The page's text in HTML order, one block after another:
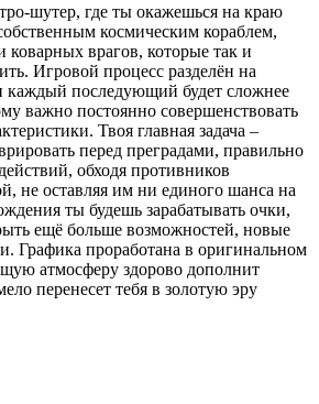
шутер, где ты окажешься на краю
космическим кораблем,
коварных врагов, которые так и
Игровой процесс разделён на
каждый последующий будет сложнее
важно постоянно совершенствовать
Твоя главная задача –
перед преградами, правильно
обходя противников
не оставляя им ни единого шанса на
ты будешь зарабатывать очки,
ещё больше возможностей, новые
Графика проработана в оригинальном
атмосферу здорово дополнит
перенесет тебя в золотую эру